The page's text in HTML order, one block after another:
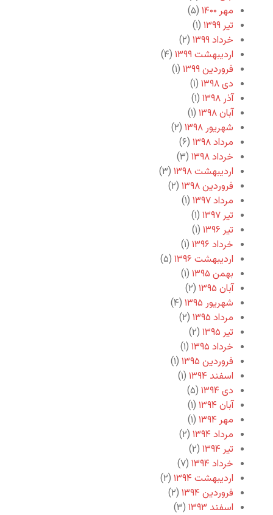
مهر ۱۴۰۰
(۵)
تیر ۱۳۹۹
(۱)
خرداد ۱۳۹۹
(۲)
اردیبهشت ۱۳۹۹
(۴)
فروردین ۱۳۹۹
(۱)
دی ۱۳۹۸
(۱)
آذر ۱۳۹۸
(۱)
آبان ۱۳۹۸
(۱)
شهریور ۱۳۹۸
(۲)
مرداد ۱۳۹۸
(۶)
خرداد ۱۳۹۸
(۳)
اردیبهشت ۱۳۹۸
(۳)
فروردین ۱۳۹۸
(۲)
مرداد ۱۳۹۷
(۱)
تیر ۱۳۹۷
(۱)
تیر ۱۳۹۶
(۱)
خرداد ۱۳۹۶
(۱)
اردیبهشت ۱۳۹۶
(۵)
بهمن ۱۳۹۵
(۱)
آبان ۱۳۹۵
(۲)
شهریور ۱۳۹۵
(۴)
مرداد ۱۳۹۵
(۲)
تیر ۱۳۹۵
(۲)
خرداد ۱۳۹۵
(۱)
فروردین ۱۳۹۵
(۱)
اسفند ۱۳۹۴
(۱)
دی ۱۳۹۴
(۵)
آبان ۱۳۹۴
(۱)
مهر ۱۳۹۴
(۱)
مرداد ۱۳۹۴
(۲)
تیر ۱۳۹۴
(۲)
خرداد ۱۳۹۴
(۷)
اردیبهشت ۱۳۹۴
(۲)
فروردین ۱۳۹۴
(۲)
اسفند ۱۳۹۳
(۳)